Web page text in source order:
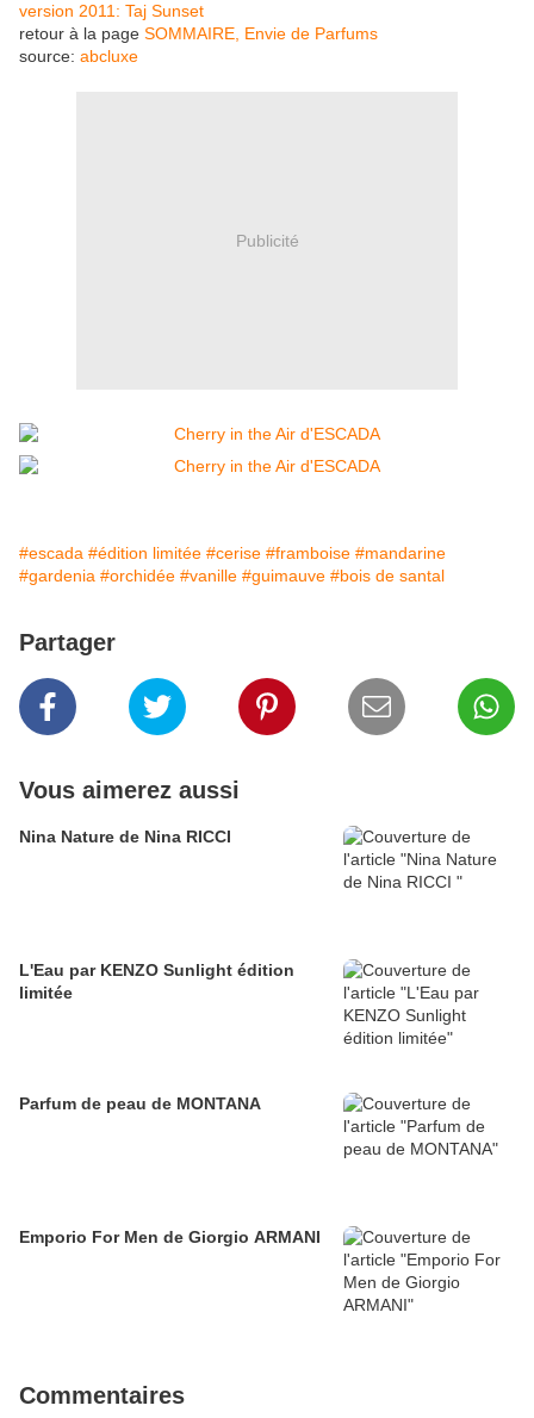
version 2011: Taj Sunset
retour à la page SOMMAIRE, Envie de Parfums
source: abcluxe
Publicité
#escada #édition limitée #cerise #framboise #mandarine
#gardenia #orchidée #vanille #guimauve #bois de santal
Partager
Vous aimerez aussi
Nina Nature de Nina RICCI
L'Eau par KENZO Sunlight édition
limitée
Parfum de peau de MONTANA
Emporio For Men de Giorgio ARMANI
Commentaires